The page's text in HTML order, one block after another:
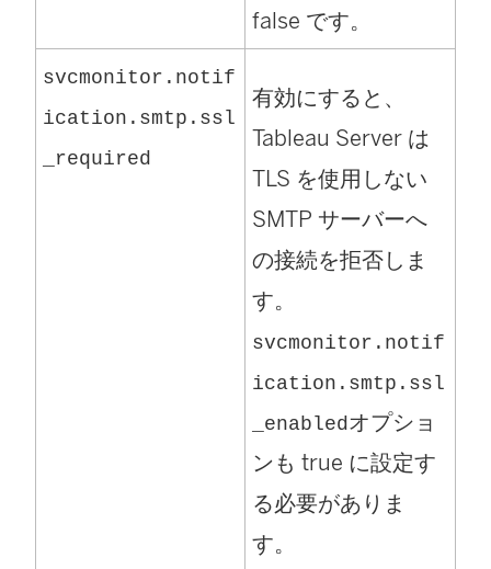
false です。
svcmonitor.notif
ication.smtp.ssl
_required
有効にすると、
Tableau Server は
TLS を使用しない
SMTP サーバーへ
の接続を拒否しま
す。
svcmonitor.notif
ication.smtp.ssl
_enabledオプショ
ンも true に設定す
る必要がありま
す。